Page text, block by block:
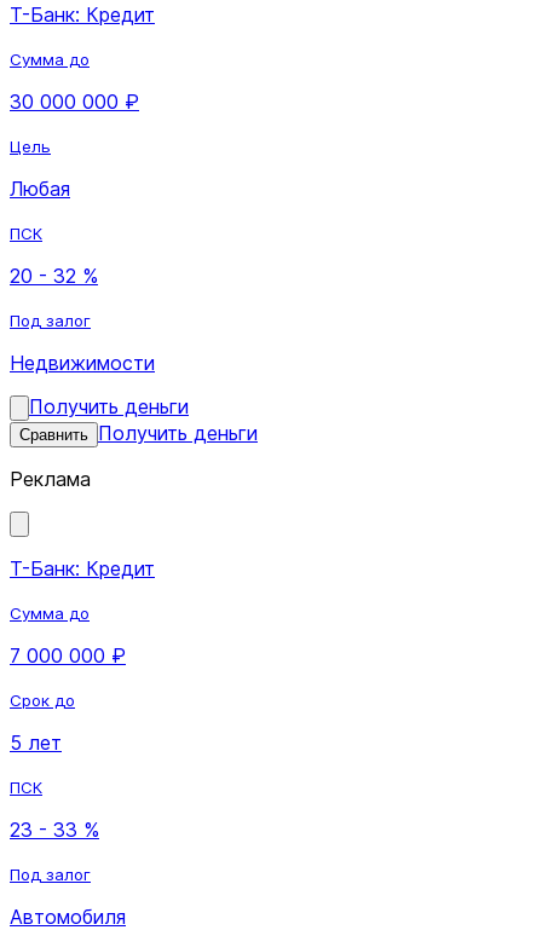
Т-Банк: Кредит
Сумма до
30 000 000 ₽
Цель
Любая
ПСК
20 - 32 %
Под залог
Недвижимости
Получить деньги
Сравнить Получить деньги
Реклама
Т-Банк: Кредит
Сумма до
7 000 000 ₽
Срок до
5 лет
ПСК
23 - 33 %
Под залог
Автомобиля